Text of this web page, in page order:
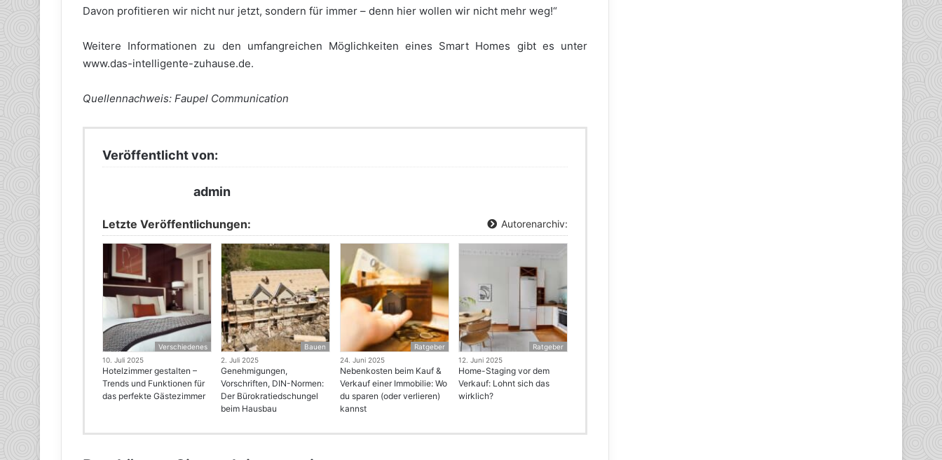
Davon profitieren wir nicht nur jetzt, sondern für immer – denn hier wollen wir nicht mehr weg!“
Weitere Informationen zu den umfangreichen Möglichkeiten eines Smart Homes gibt es unter
www.das-intelligente-zuhause.de.
Quellennachweis: Faupel Communication
Veröffentlicht von:
admin
Letzte Veröffentlichungen: Autorenarchiv:
Verschiedenes
10. Juli 2025
Hotelzimmer gestalten –
Trends und Funktionen für
das perfekte Gästezimmer
Bauen
2. Juli 2025
Genehmigungen,
Vorschriften, DIN-Normen:
Der Bürokratiedschungel
beim Hausbau
Ratgeber
24. Juni 2025
Nebenkosten beim Kauf &
Verkauf einer Immobilie: Wo
du sparen (oder verlieren)
kannst
Ratgeber
12. Juni 2025
Home-Staging vor dem
Verkauf: Lohnt sich das
wirklich?